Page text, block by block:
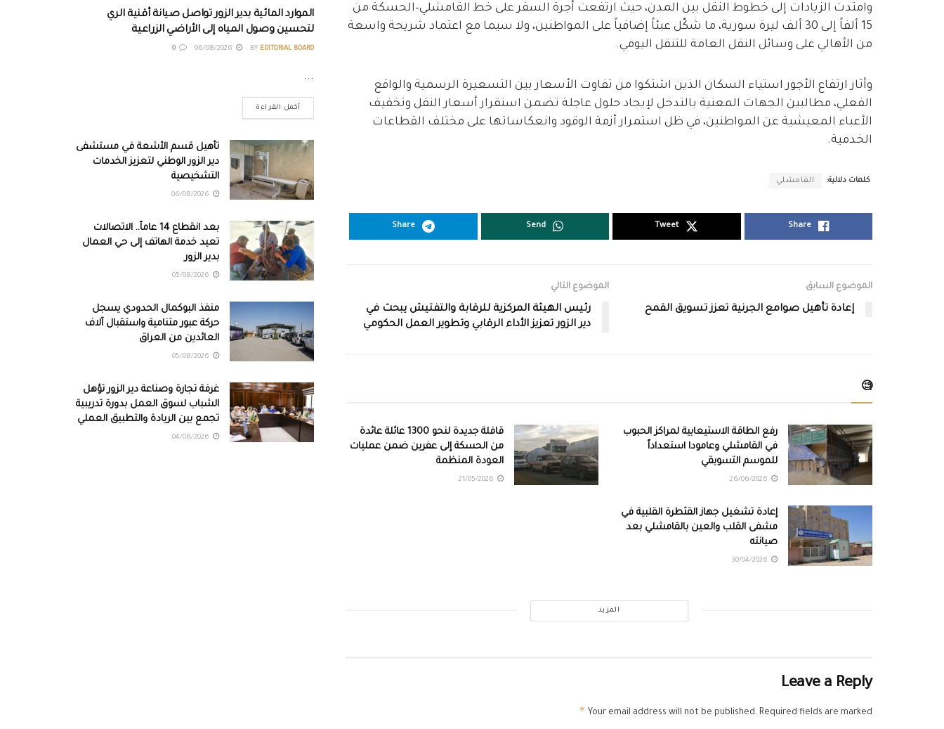
وامتدت الزيادات إلى خطوط النقل بين المدن، حيث ارتفعت أجرة السفر على خط القامشلي–الحسكة من
15 ألفاً إلى 30 ألف ليرة سورية، ما شكّل عبئاً إضافياً على المواطنين، ولا سيما مع اعتماد شريحة واسعة
من الأهالي على وسائل النقل العامة للتنقل اليومي.
وأثار ارتفاع الأجور استياء السكان الذين اشتكوا من تفاوت الأسعار بين التسعيرة الرسمية والواقع
الفعلي، مطالبين الجهات المعنية بالتدخل لإيجاد حلول عاجلة تضمن استقرار أسعار النقل وتخفيف
الأعباء المعيشية عن المواطنين، في ظل استمرار أزمة الوقود وانعكاساتها على مختلف القطاعات
الخدمية.
كلمات دلالية: القامشلي
Share
Tweet
Send
Share
الموضوع السابق
إعادة تأهيل صوامع الجرنية تعزز تسويق القمح
الموضوع التالي
رئيس الهيئة المركزية للرقابة والتفتيش يبحث في
دير الزور تعزيز الأداء الرقابي وتطوير العمل الحكومي
🧐
رفع الطاقة الاستيعابية لمراكز الحبوب
في القامشلي وعامودا استعداداً
للموسم التسويقي
قافلة جديدة لنحو 1300 عائلة عائدة
من الحسكة إلى عفرين ضمن عمليات
العودة المنظمة
إعادة تشغيل جهاز القثطرة القلبية في
مشفى القلب والعين بالقامشلي بعد
صيانته
المزيد
Leave a Reply
Your email address will not be published. Required fields are marked
*
الموارد المائية بدير الزور تواصل صيانة أقنية الري
لتحسين وصول المياه إلى الأراضي الزراعية
BY EDITORIAL BOARD
0
...
أكمل القراءة
تأهيل قسم الأشعة في مستشفى
دير الزور الوطني لتعزيز الخدمات
التشخيصية
بعد انقطاع 14 عاماً.. الاتصالات
تعيد خدمة الهاتف إلى حي العمال
بدير الزور
منفذ البوكمال الحدودي يسجل
حركة عبور متنامية واستقبال آلاف
العائدين من العراق
غرفة تجارة وصناعة دير الزور تؤهل
الشباب لسوق العمل بدورة تدريبية
تجمع بين الريادة والتطبيق العملي